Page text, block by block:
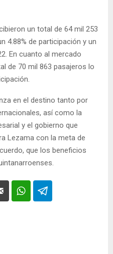
un total de 64 mil 253
4.88% de participación y un
En cuanto al mercado
de 70 mil 863 pasajeros lo
en el destino tanto por
así como la
y el gobierno que
Lezama con la meta de
que los beneficios